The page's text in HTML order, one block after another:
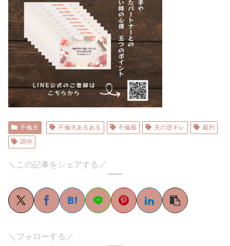
不倫夫 不倫夫あるある 不倫脳 夫の逆ギレ
裁判
調停
＼この記事をシェアする／
＼フォローする／